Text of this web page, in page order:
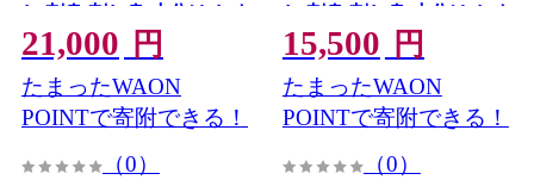
し 刺身 刺し身 小分け おす
すめ 青森県 中泊町 F6N-
332
21,000 円
たまったWAON
POINTで寄附できる！
（0）
し 刺身 刺し身 小分け おす
すめ 青森県 中泊町 F6N-
331
15,500 円
たまったWAON
POINTで寄附できる！
（0）